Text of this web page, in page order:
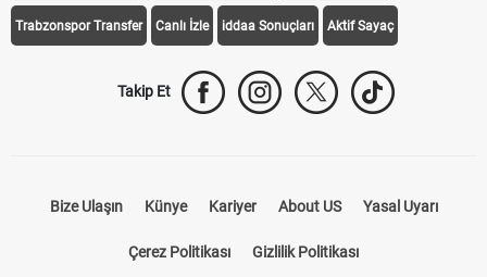
Trabzonspor Transfer Canlı İzle iddaa Sonuçları Aktif Sayaç
Takip Et
Bize Ulaşın Künye Kariyer About US Yasal Uyarı
Çerez Politikası Gizlilik Politikası